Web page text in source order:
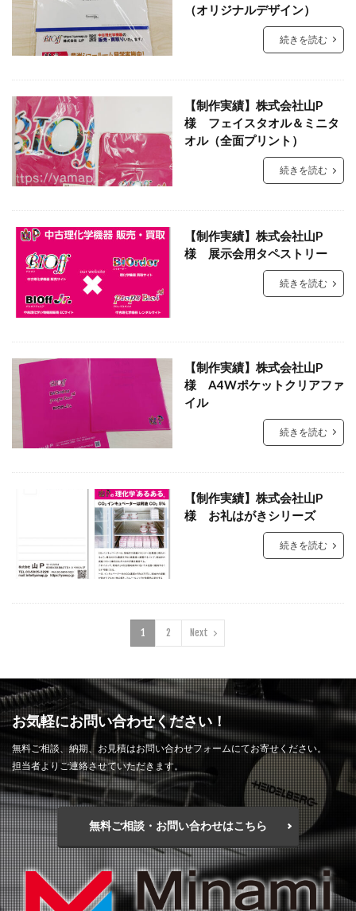
（オリジナルデザイン）
続きを読む
【制作実績】株式会社山P
様 フェイスタオル＆ミニタ
オル（全面プリント）
続きを読む
【制作実績】株式会社山P
様 展示会用タペストリー
続きを読む
【制作実績】株式会社山P
様 A4Wポケットクリアファ
イル
続きを読む
【制作実績】株式会社山P
様 お礼はがきシリーズ
続きを読む
1 2 Next
お気軽にお問い合わせください！
無料ご相談、納期、お見積はお問い合わせフォームにてお寄せください。
担当者よりご連絡させていただきます。
無料ご相談・お問い合わせはこちら